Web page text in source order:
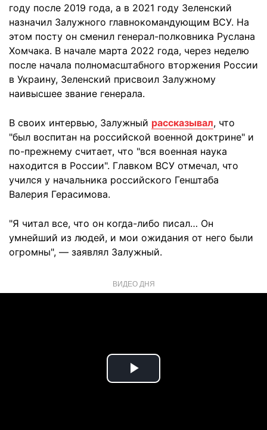
году после 2019 года, а в 2021 году Зеленский
назначил Залужного главнокомандующим ВСУ. На
этом посту он сменил генерал-полковника Руслана
Хомчака. В начале марта 2022 года, через неделю
после начала полномасштабного вторжения России
в Украину, Зеленский присвоил Залужному
наивысшее звание генерала.
В своих интервью, Залужный рассказывал, что
"был воспитан на российской военной доктрине" и
по-прежнему считает, что "вся военная наука
находится в России". Главком ВСУ отмечал, что
учился у начальника российского Генштаба
Валерия Герасимова.
"Я читал все, что он когда-либо писал… Он
умнейший из людей, и мои ожидания от него были
огромны", — заявлял Залужный.
ВИДЕО ДНЯ
Play